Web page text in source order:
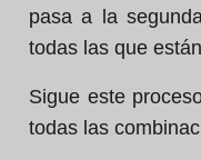
pasa a la
todas las que
Sigue este
todas las